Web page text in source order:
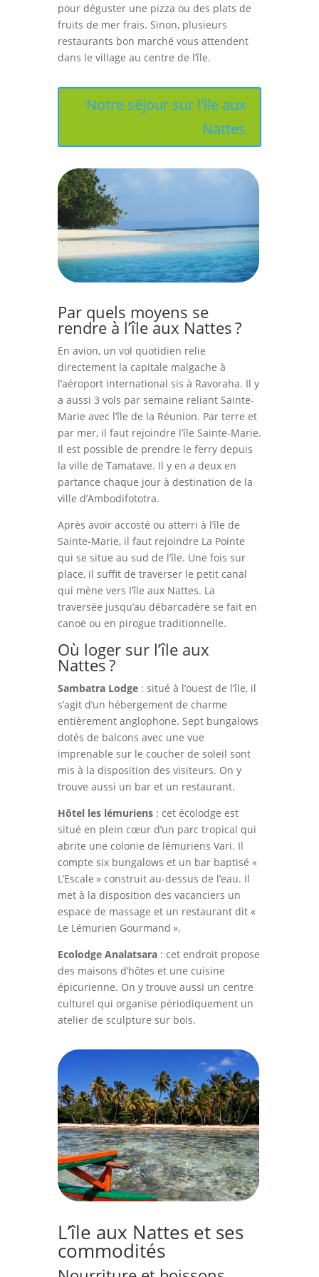
pour déguster une pizza ou des plats de
fruits de mer frais. Sinon, plusieurs
restaurants bon marché vous attendent
dans le village au centre de l’île.
Notre séjour sur l'île aux
Nattes
Par quels moyens se
rendre à l’île aux Nattes ?
En avion, un vol quotidien relie
directement la capitale malgache à
l’aéroport international sis à Ravoraha. Il y
a aussi 3 vols par semaine reliant Sainte-
Marie avec l’île de la Réunion. Par terre et
par mer, il faut rejoindre l’île Sainte-Marie.
Il est possible de prendre le ferry depuis
la ville de Tamatave. Il y en a deux en
partance chaque jour à destination de la
ville d’Ambodifototra.
Après avoir accosté ou atterri à l’île de
Sainte-Marie, il faut rejoindre La Pointe
qui se situe au sud de l’île. Une fois sur
place, il suffit de traverser le petit canal
qui mène vers l’île aux Nattes. La
traversée jusqu’au débarcadère se fait en
canoë ou en pirogue traditionnelle.
Où loger sur l’île aux
Nattes ?
Sambatra Lodge: situé à l’ouest de l’île, il
s’agit d’un hébergement de charme
entièrement anglophone. Sept bungalows
dotés de balcons avec une vue
imprenable sur le coucher de soleil sont
mis à la disposition des visiteurs. On y
trouve aussi un bar et un restaurant.
Hôtel les lémuriens: cet écolodge est
situé en plein cœur d’un parc tropical qui
abrite une colonie de lémuriens Vari. Il
compte six bungalows et un bar baptisé «
L’Escale » construit au-dessus de l’eau. Il
met à la disposition des vacanciers un
espace de massage et un restaurant dit «
Le Lémurien Gourmand ».
Ecolodge Analatsara: cet endroit propose
des maisons d’hôtes et une cuisine
épicurienne. On y trouve aussi un centre
culturel qui organise périodiquement un
atelier de sculpture sur bois.
L’île aux Nattes et ses
commodités